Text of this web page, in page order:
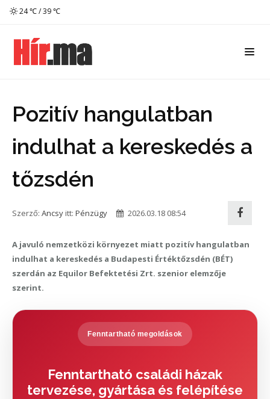
24 ℃ / 39 ℃
Pozitív hangulatban
indulhat a kereskedés a
tőzsdén
Szerző: Ancsy itt: Pénzügy 2026.03.18 08:54
A javuló nemzetközi környezet miatt pozitív hangulatban
indulhat a kereskedés a Budapesti Értéktőzsdén (BÉT)
szerdán az Equilor Befektetési Zrt. szenior elemzője
szerint.
Fenntartható megoldások
Fenntartható családi házak
tervezése, gyártása és felépítése